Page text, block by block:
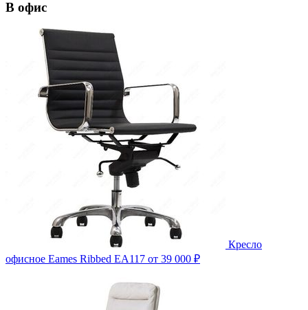
В офис
Кресло
офисное Eames Ribbed EA117 от 39 000 ₽